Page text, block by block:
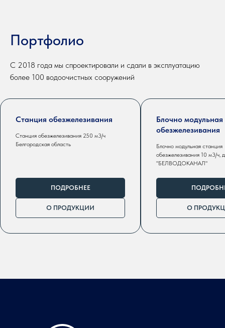
Портфолио
С 2018 года мы спроектировали и сдали в эксплуатацию
более 100 водоочистных сооружений
Станция обезжелезивания
Станция обезжелезивания 250 м3/ч
Белгородская область
ПОДРОБНЕЕ
О ПРОДУКЦИИ
Блочно модульная
обезжелезивания
Блочно модульная станция
обезжелезивания 10 м3/ч,
"БЕЛВОДОКАНАЛ"
О